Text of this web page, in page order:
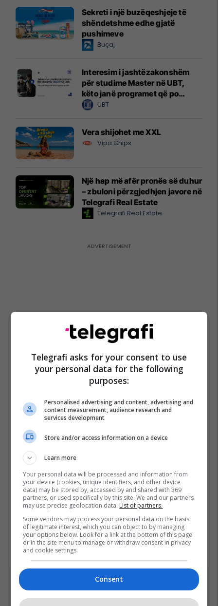
Sekreti i një buzëqeshjeje të
shëndetshme edhe gjatë
pushimeve
Buçaj
Interesim i jashtëzakonshëm
për studime Master në UBT,
këto janë programet që po
zgjedhin të rinjtë
UBT
Vera shijohet me XXL
Vipa Chips
Një hap më afër pronës së duhur
– zbuloni përzgjedhjen javore në
Telegrafi Real Estate
Telegrafi Real Estate
Telegrafi asks for your consent to use
your personal data for the following
purposes:
Personalised advertising and content, advertising and
content measurement, audience research and
services development
Store and/or access information on a device
Learn more
Your personal data will be processed and information from
your device (cookies, unique identifiers, and other device
data) may be stored by, accessed by and shared with 369
partners, or used specifically by this site. We and our partners
may use precise geolocation data. List of partners.
Some vendors may process your personal data on the basis
of legitimate interest, which you can object to by managing
your options below. Look for a link at the bottom of this page
or in the site menu to manage or withdraw consent in privacy
and cookie settings.
Consent